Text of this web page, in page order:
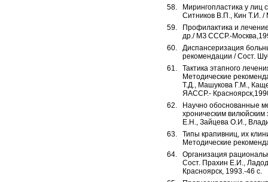
Мирингопластика у
Ситников В.П., Кин Т.И.
Профилактика и
др./ МЗ СССР.-
Диспансеризация
рекомендации / Сост.
Тактика этапного
Методические
Т.Д., Машукова Г.М.,
ЯАССР.-
Научно обоснованные
хроническим
Е.Н., Зайцева О.И.,
Типы крапивниц, их
Методические
Организация
Сост. Прахин Е.И.,
Красноярск, 1993.-46 с.